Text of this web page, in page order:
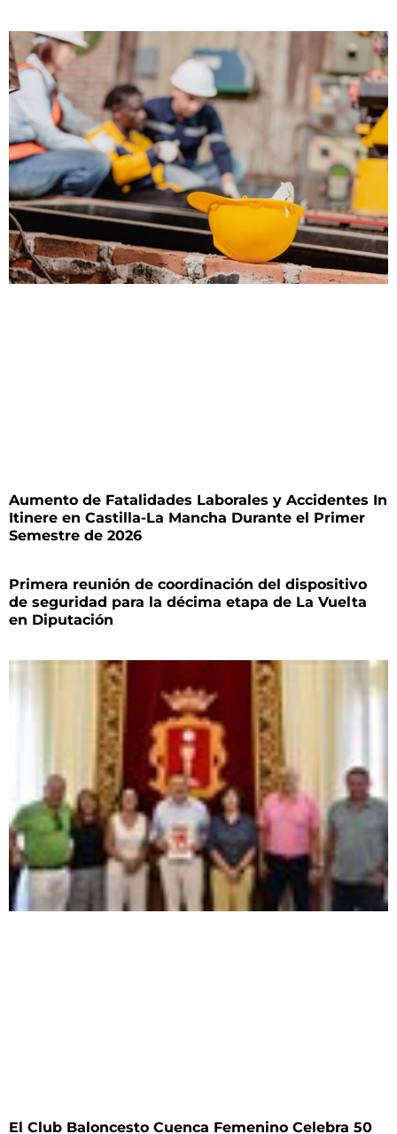
Aumento de Fatalidades Laborales y Accidentes In
Itinere en Castilla-La Mancha Durante el Primer
Semestre de 2026
Primera reunión de coordinación del dispositivo
de seguridad para la décima etapa de La Vuelta
en Diputación
El Club Baloncesto Cuenca Femenino Celebra 50